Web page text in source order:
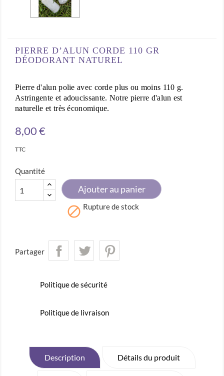
PIERRE D’ALUN CORDE 110 GR
DÉODORANT NATUREL
Pierre d'alun polie avec corde plus ou moins 110 g.
Astringente et adoucissante. Notre pierre d'alun est
naturelle et très économique.
8,00 €
TTC
Quantité
Ajouter au panier
 Rupture de stock
Partager
Politique de sécurité
Politique de livraison
Description Détails du produit